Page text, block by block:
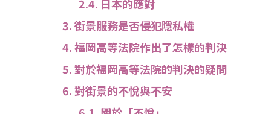
日本的應對
街景服務是否侵犯隱私權
福岡高等法院作出了怎樣的判決
對於福岡高等法院的判決的疑問
對街景的不悅與不安